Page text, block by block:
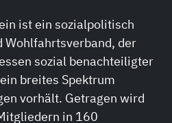
ist ein sozialpolitisch
der
sozial benachteiligter
breites Spektrum
vorhält. Getragen wird
in 160